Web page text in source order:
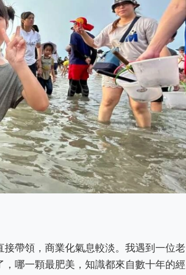
帶領，商業化氣息較淡。我遇到一位老
哪一顆最肥美，知識都來自數十年的經